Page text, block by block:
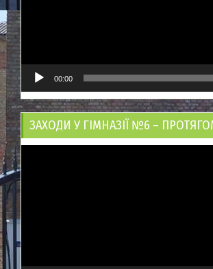
00:00
ЗАХОДИ У ГІМНАЗІЇ №6 –